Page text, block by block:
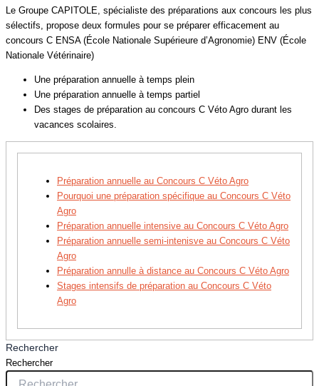
Le Groupe CAPITOLE, spécialiste des préparations aux concours les plus
sélectifs, propose deux formules pour se préparer efficacement au
concours C ENSA (École Nationale Supérieure d’Agronomie) ENV (École
Nationale Vétérinaire)
Une préparation annuelle à temps plein
Une préparation annuelle à temps partiel
Des stages de préparation au concours C Véto Agro durant les
vacances scolaires.
Préparation annuelle au Concours C Véto Agro
Pourquoi une préparation spécifique au Concours C Véto
Agro
Préparation annuelle intensive au Concours C Véto Agro
Préparation annuelle semi-intenisve au Concours C Véto
Agro
Préparation annulle à distance au Concours C Véto Agro
Stages intensifs de préparation au Concours C Véto
Agro
Rechercher
Rechercher